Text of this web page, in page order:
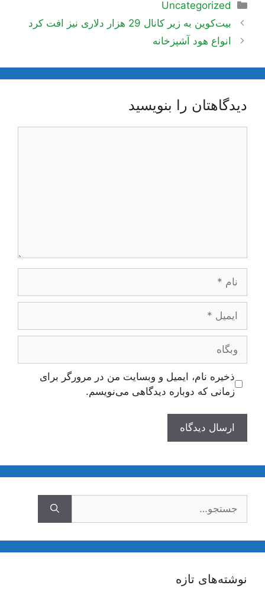
دسته‌ها
Uncategorized
ناوبری
نوشته‌ها
بیت‌کوین به زیر کانال 29 هزار دلاری نیز افت کرد
انواع هود آشپزخانه
دیدگاهتان را بنویسید
وبگاه
ذخیره نام، ایمیل و وبسایت من در مرورگر برای
زمانی که دوباره دیدگاهی می‌نویسم.
نوشته‌های تازه